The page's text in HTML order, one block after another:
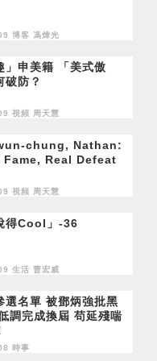
博客 馮煒光
」申美籍 「美式傲
破防？
視頻 周天慧
chung, Nathan:
Real Defeat
視頻 周天慧
得Cool」-36
生活 曹宏威
選名單 被鄧炳強批黑
調完成換屆 苟延殘喘
時事